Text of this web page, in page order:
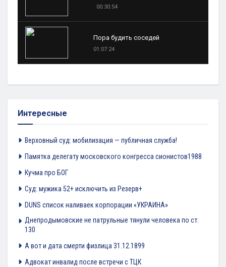
00:30:54
Пора будить соседей
01:07:24
Интересные
Верховный суд: мобилизация — публичная служба!
Памятка делегату московского конгресса сионистов1988
Кучма про БОГ
Суд: мужика 52+ исключить из Резерв+
DUNS список наливаек корпорации «УКРАИНА»
Днепродымовские не патрульные тянули человека по ст.
130
А вот и дата смерти физлица 31.12.1899
Адвокат инвалид после встречи с ТЦК